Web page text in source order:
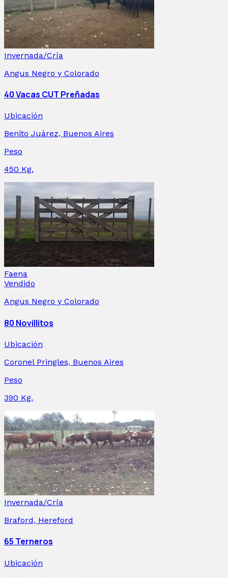
Invernada/Cría
Angus Negro y Colorado
40 Vacas CUT Preñadas
Ubicación
Benito Juárez, Buenos Aires
Peso
450 Kg.
Faena
Vendido
Angus Negro y Colorado
80 Novillitos
Ubicación
Coronel Pringles, Buenos Aires
Peso
390 Kg.
Invernada/Cría
Braford, Hereford
65 Terneros
Ubicación